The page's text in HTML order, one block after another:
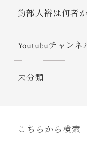
釣部人裕は何者
Youtubuチャンネ
未分類